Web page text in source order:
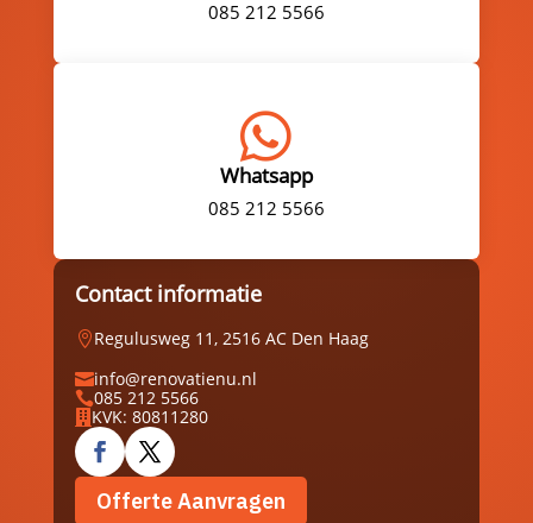
085 212 5566

Whatsapp
085 212 5566
Contact informatie
Regulusweg 11, 2516 AC Den Haag
info@renovatienu.nl
085 212 5566
 KVK: 80811280
Offerte Aanvragen